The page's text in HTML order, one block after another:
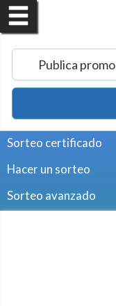
Publica promo
Sorteo certificado
Hacer un sorteo
Sorteo avanzado